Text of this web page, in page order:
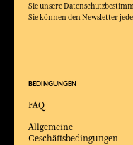
Sie unsere
Sie können den Newsletter
BEDINGUNGEN
FAQ
Allgemeine
Geschäftsbedingungen